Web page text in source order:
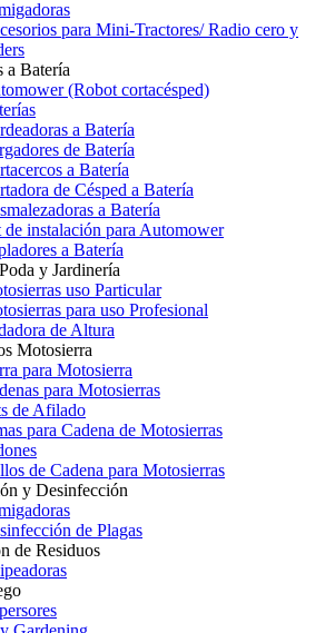
para Mini-Tractores/ Radio cero y
a Batería
(Robot cortacésped)
a Batería
de Batería
a Batería
de Césped a Batería
a Batería
instalación para Automower
a Batería
y Jardinería
uso Particular
para uso Profesional
de Altura
Motosierra
para Motosierra
para Motosierras
de Afilado
para Cadena de Motosierras
de Cadena para Motosierras
y Desinfección
de Plagas
de Residuos